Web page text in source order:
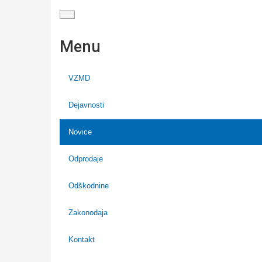
Menu
VZMD
Dejavnosti
Novice
Odprodaje
Odškodnine
Zakonodaja
Kontakt